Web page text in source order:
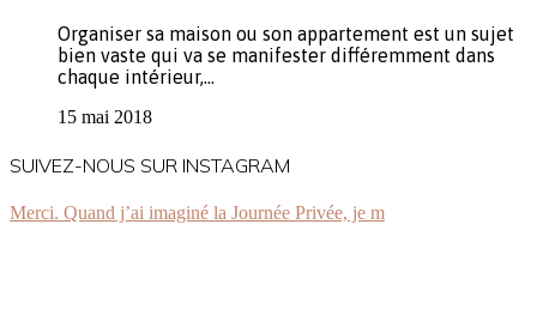
Organiser sa maison ou son appartement est un sujet
bien vaste qui va se manifester différemment dans
chaque intérieur,…
15 mai 2018
SUIVEZ-NOUS SUR INSTAGRAM
Merci. Quand j’ai imaginé la Journée Privée, je m